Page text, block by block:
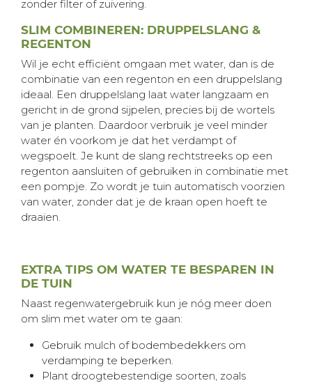
zonder filter of zuivering.
SLIM COMBINEREN: DRUPPELSLANG &
REGENTON
Wil je echt efficiënt omgaan met water, dan is de
combinatie van een regenton en een druppelslang
ideaal. Een druppelslang laat water langzaam en
gericht in de grond sijpelen, precies bij de wortels
van je planten. Daardoor verbruik je veel minder
water én voorkom je dat het verdampt of
wegspoelt. Je kunt de slang rechtstreeks op een
regenton aansluiten of gebruiken in combinatie met
een pompje. Zo wordt je tuin automatisch voorzien
van water, zonder dat je de kraan open hoeft te
draaien.
EXTRA TIPS OM WATER TE BESPAREN IN
DE TUIN
Naast regenwatergebruik kun je nóg meer doen
om slim met water om te gaan:
Gebruik mulch of bodembedekkers om
verdamping te beperken.
Plant droogtebestendige soorten, zoals